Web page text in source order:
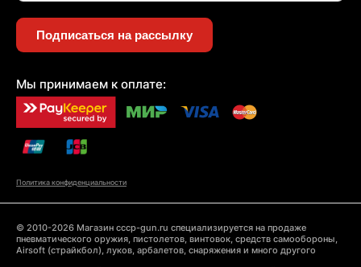
Подписаться на рассылку
Мы принимаем к оплате:
Политика конфиденциальности
© 2010-2026 Магазин cccp-gun.ru специализируется на продаже
пневматического оружия, пистолетов, винтовок, средств самообороны,
Airsoft (страйкбол), луков, арбалетов, снаряжения и много другого